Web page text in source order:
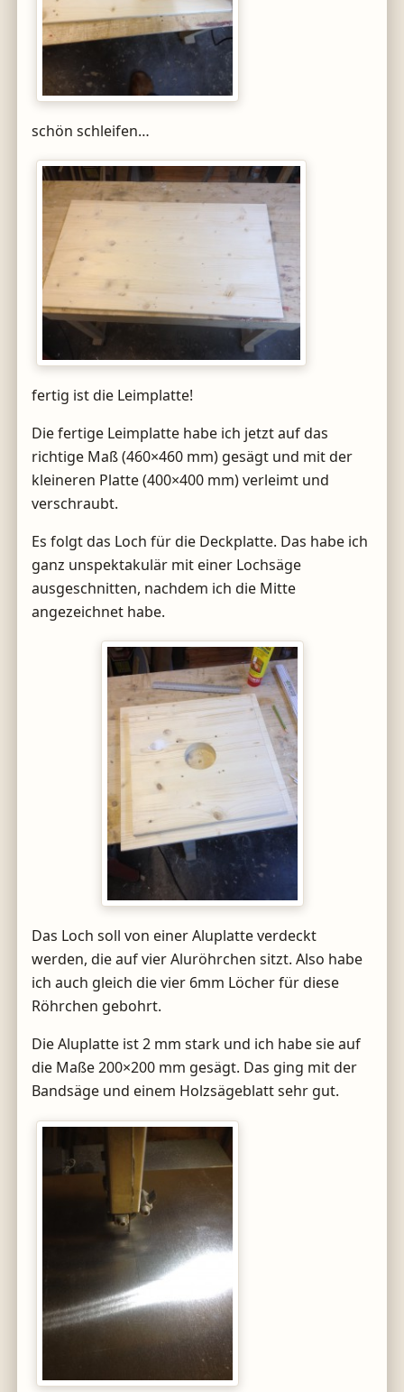
schön schleifen…
fertig ist die Leimplatte!
Die fertige Leimplatte habe ich jetzt auf das
richtige Maß (460×460 mm) gesägt und mit der
kleineren Platte (400×400 mm) verleimt und
verschraubt.
Es folgt das Loch für die Deckplatte. Das habe ich
ganz unspektakulär mit einer Lochsäge
ausgeschnitten, nachdem ich die Mitte
angezeichnet habe.
Das Loch soll von einer Aluplatte verdeckt
werden, die auf vier Aluröhrchen sitzt. Also habe
ich auch gleich die vier 6mm Löcher für diese
Röhrchen gebohrt.
Die Aluplatte ist 2 mm stark und ich habe sie auf
die Maße 200×200 mm gesägt. Das ging mit der
Bandsäge und einem Holzsägeblatt sehr gut.